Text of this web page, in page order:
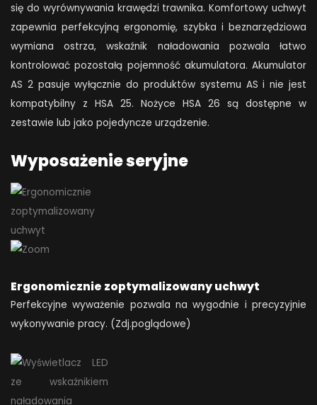
się do wyrównywania krawędzi trawnika. Komfortowy uchwyt
zapewnia perfekcyjną ergonomię, szybka i beznarzędziowa
wymiana ostrza, wskaźnik naładowania pozwala łatwo
kontrolować pozostałą pojemność akumulatora. Akumulator
AS 2 pasuje wyłącznie do produktów systemu AS i nie jest
kompatybilny z HSA 25. Nożyce HSA 26 są dostępne w
zestawie lub jako pojedyncze urządzenie.
Wyposażenie seryjne
Ergonomicznie zoptymalizowany uchwyt
Perfekcyjne wyważenie pozwala na wygodnie i precyzyjnie
wykonywanie pracy. (Zdj.poglądowe)